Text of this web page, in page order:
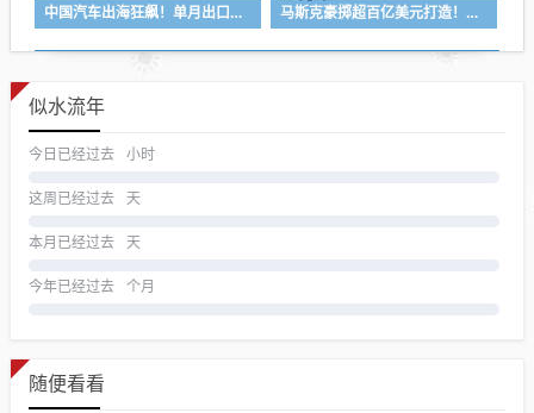
中国汽车出海狂飙！单月出口109万辆：同比暴涨57% 马斯克豪掷超百亿美元打造！全球最大芯片厂面积将超900万平
似水流年
今日已经过去 小时
这周已经过去 天
本月已经过去 天
今年已经过去 个月
随便看看